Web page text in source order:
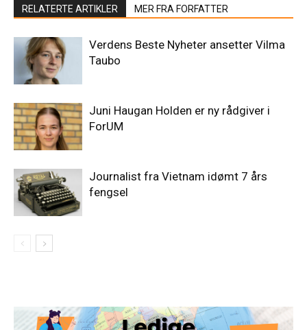
RELATERTE ARTIKLER MER FRA FORFATTER
Verdens Beste Nyheter ansetter Vilma
Taubo
Juni Haugan Holden er ny rådgiver i
ForUM
Journalist fra Vietnam idømt 7 års
fengsel